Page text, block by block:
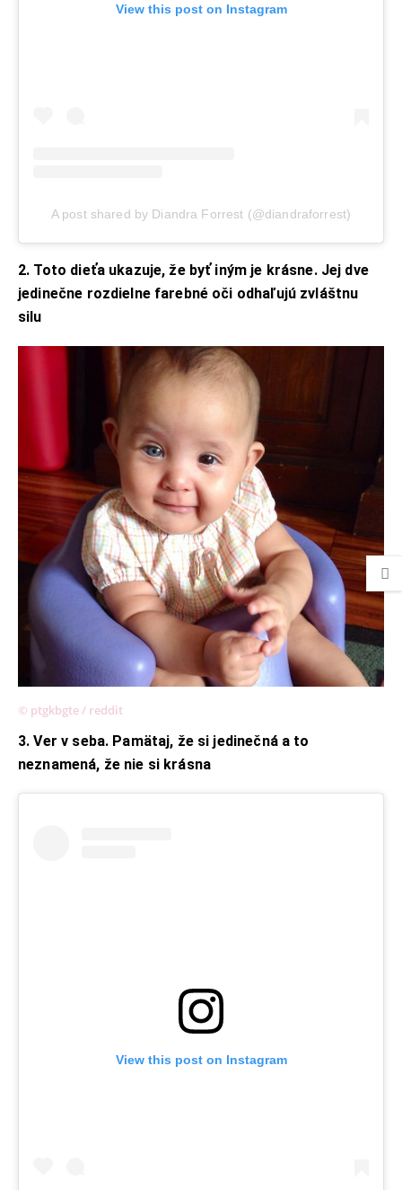
View this post on Instagram
A post shared by Diandra Forrest (@diandraforrest)
2. Toto dieťa ukazuje, že byť iným je krásne. Jej dve
jedinečne rozdielne farebné oči odhaľujú zvláštnu
silu
© ptgkbgte / reddit
3. Ver v seba. Pamätaj, že si jedinečná a to
neznamená, že nie si krásna
View this post on Instagram